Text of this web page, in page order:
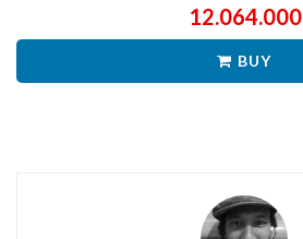
12.064.000
BUY